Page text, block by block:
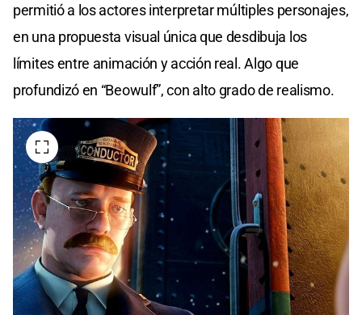
permitió a los actores interpretar múltiples personajes,
en una propuesta visual única que desdibuja los
límites entre animación y acción real. Algo que
profundizó en “Beowulf”, con alto grado de realismo.